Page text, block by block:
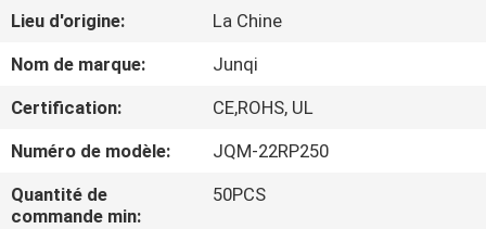
À
PROPOS
DE
VISITE
Lieu d'origine:
La Chine
Nom de marque:
Junqi
Certification:
CE,ROHS, UL
Numéro de modèle:
JQM-22RP250
Quantité de
commande min:
50PCS